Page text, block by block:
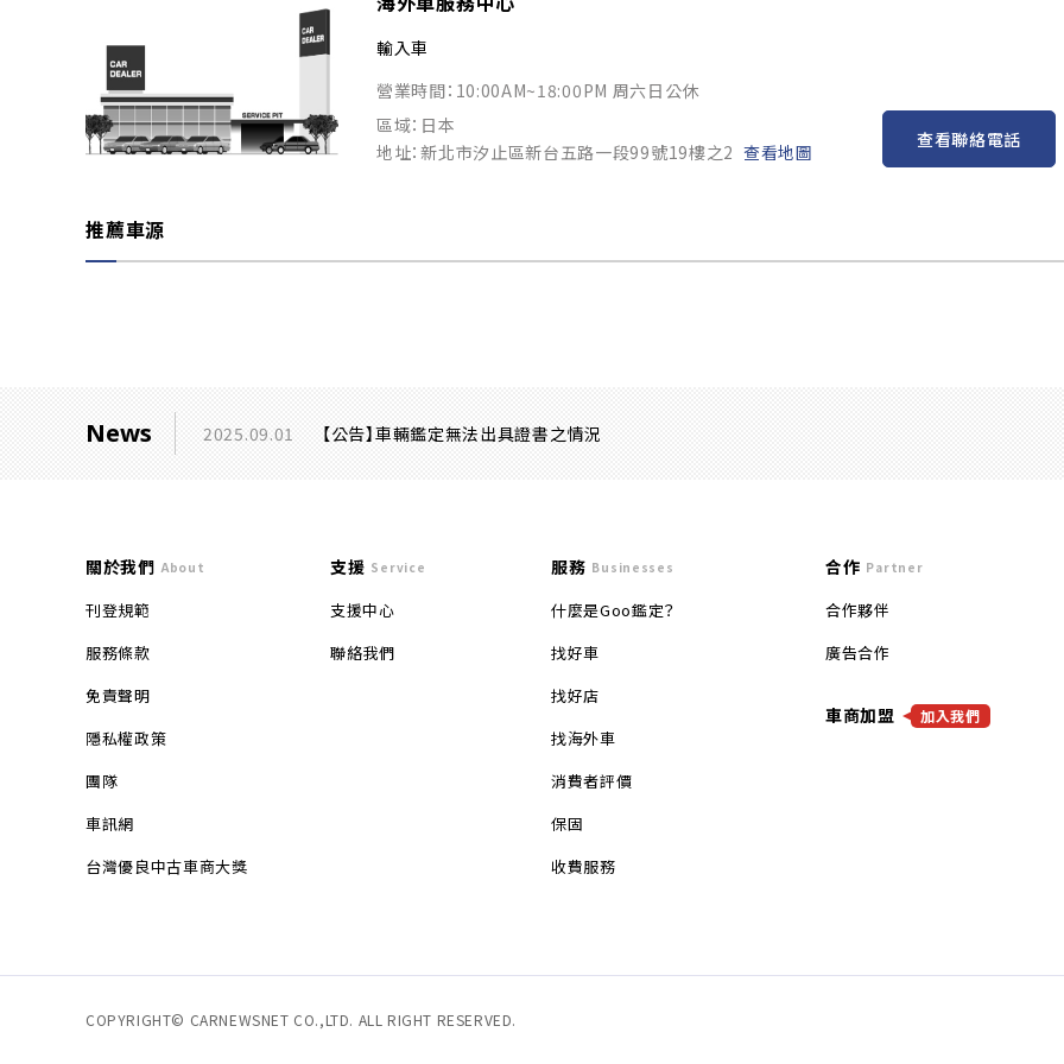
輸入車
營業時間：10:00AM~18:00PM 周六日公休
區域：日本
地址：新北市汐止區新台五路一段99號19樓之2 查看地圖
查看聯絡電話
推薦車源
News 2025.09.01 【公告】車輛鑑定無法出具證書之情況
關於我們 About
刊登規範
服務條款
免責聲明
隱私權政策
團隊
車訊網
台灣優良中古車商大獎
支援 Service
支援中心
聯絡我們
服務 Businesses
什麼是Goo鑑定？
找好車
找好店
找海外車
消費者評價
保固
收費服務
合作 Partner
合作夥伴
廣告合作
車商加盟 加入我們
COPYRIGHT© CARNEWSNET CO.,LTD. ALL RIGHT RESERVED.